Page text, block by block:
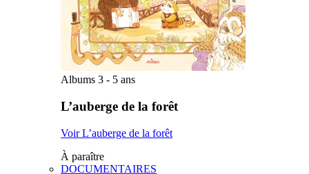
Albums 3 - 5 ans
L’auberge de la forêt
Voir L’auberge de la forêt
À paraître
DOCUMENTAIRES